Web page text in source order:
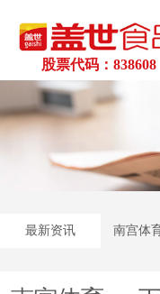
股票代码：838608
最新资讯 南宫体